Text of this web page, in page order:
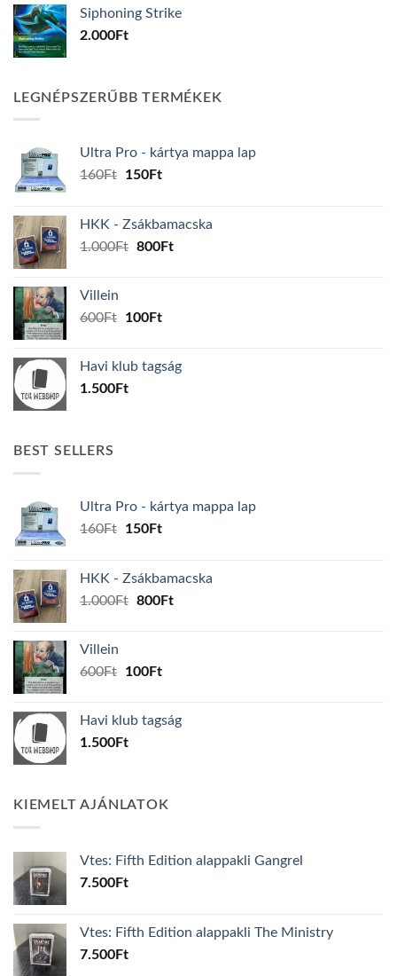
Siphoning Strike
2.000Ft
LEGNÉPSZERŰBB TERMÉKEK
Ultra Pro - kártya mappa lap
160Ft
Original
160Ft.
150FtCurrent
150Ft.
HKK - Zsákbamacska
1.000Ft Original
800FtCurrent
Villein
600Ft
Original
600Ft.
100FtCurrent
100Ft.
Havi klub tagság
1.500Ft
BEST SELLERS
Ultra Pro - kártya mappa lap
160Ft
Original
160Ft.
150FtCurrent
150Ft.
HKK - Zsákbamacska
1.000Ft Original
800FtCurrent
Villein
600Ft
Original
600Ft.
100FtCurrent
100Ft.
Havi klub tagság
1.500Ft
KIEMELT AJÁNLATOK
Vtes: Fifth Edition alappakli Gangrel
7.500Ft
Vtes: Fifth Edition alappakli The Ministry
7.500Ft